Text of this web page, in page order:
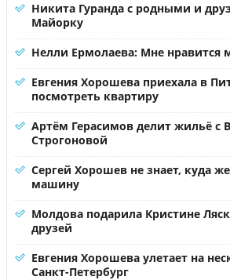
Никита Гуранда с родными и
Майорку
Нелли Ермолаева: Мне нравится
Евгения Хорошева приехала в
посмотреть квартиру
Артём Герасимов делит жильё с
Строгоновой
Сергей Хорошев не знает, куда
машину
Молдова подарила Кристине
друзей
Евгения Хорошева улетает на
Санкт-Петербург